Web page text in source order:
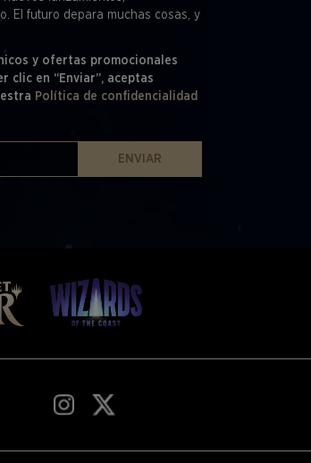
El futuro depara muchas cosas, y
y ofertas promocionales
clic en “Enviar”, aceptas
Política de confidencialidad
ENVIAR